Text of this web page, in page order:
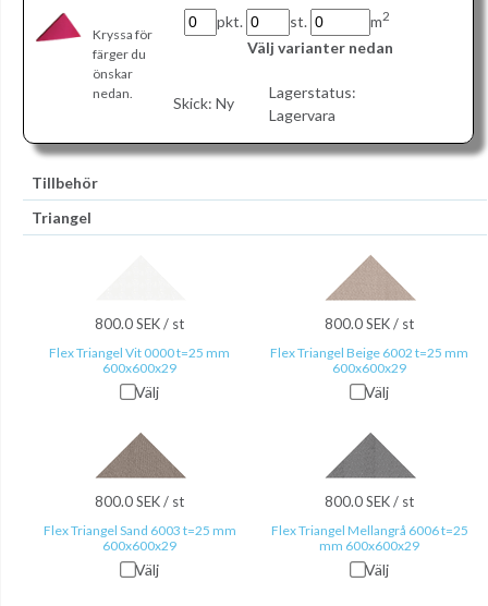
pkt. st. m2
Välj varianter nedan
Skick: Ny
Lagerstatus:
Lagervara
Kryssa för
färger du
önskar
nedan.
Tillbehör
Triangel
800.0 SEK / st
Flex Triangel Vit 0000 t=25 mm
600x600x29
Välj
800.0 SEK / st
Flex Triangel Beige 6002 t=25 mm
600x600x29
Välj
800.0 SEK / st
Flex Triangel Sand 6003 t=25 mm
600x600x29
Välj
800.0 SEK / st
Flex Triangel Mellangrå 6006 t=25
mm 600x600x29
Välj